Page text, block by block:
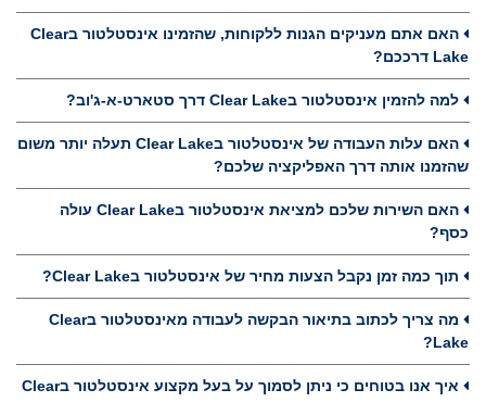
האם אתם מעניקים הגנות ללקוחות, שהזמינו אינסטלטור בClear
Lake דרככם?
למה להזמין אינסטלטור בClear Lake דרך סטארט-א-ג'וב?
האם עלות העבודה של אינסטלטור בClear Lake תעלה יותר משום
שהזמנו אותה דרך האפליקציה שלכם?
האם השירות שלכם למציאת אינסטלטור בClear Lake עולה
כסף?
תוך כמה זמן נקבל הצעות מחיר של אינסטלטור בClear Lake?
מה צריך לכתוב בתיאור הבקשה לעבודה מאינסטלטור בClear
Lake?
איך אנו בטוחים כי ניתן לסמוך על בעל מקצוע אינסטלטור בClear